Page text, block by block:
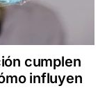
cumplen
influyen